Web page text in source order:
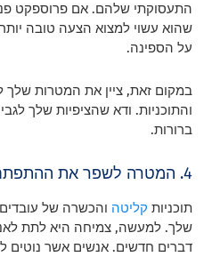
התעסוקתי שלהם. אם פרוספקט
שהוא עשוי למצוא הצעה טובה
על הספינה.
במקום זאת, ציין את המטרות שלך
והתוכניות. ודא שהציפיות שלך
ברורות.
4. המטרה לשפר את ההתפתחות המקצועית
תוכניות קליטה והכשרה של עובדים
שלך. למעשה, צמיחה היא לתת
דברים חדשים. אנשים אשר נוטים